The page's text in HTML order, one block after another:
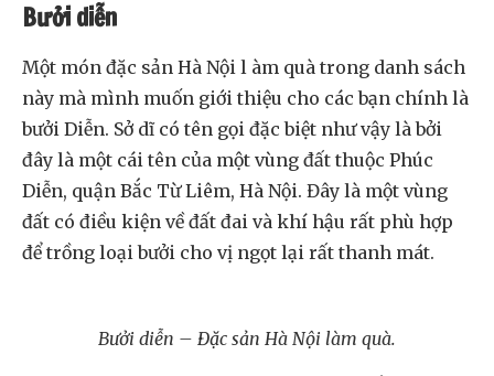
Bưởi diễn
Một món đặc sản Hà Nội l àm quà trong danh sách
này mà mình muốn giới thiệu cho các bạn chính là
bưởi Diễn. Sở dĩ có tên gọi đặc biệt như vậy là bởi
đây là một cái tên của một vùng đất thuộc Phúc
Diễn, quận Bắc Từ Liêm, Hà Nội. Đây là một vùng
đất có điều kiện về đất đai và khí hậu rất phù hợp
để trồng loại bưởi cho vị ngọt lại rất thanh mát.
Bưởi diễn – Đặc sản Hà Nội làm quà.